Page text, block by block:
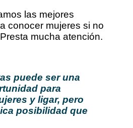
las mejores
conocer mujeres si no
mucha atención.
puede ser una
para
y ligar, pero
posibilidad que